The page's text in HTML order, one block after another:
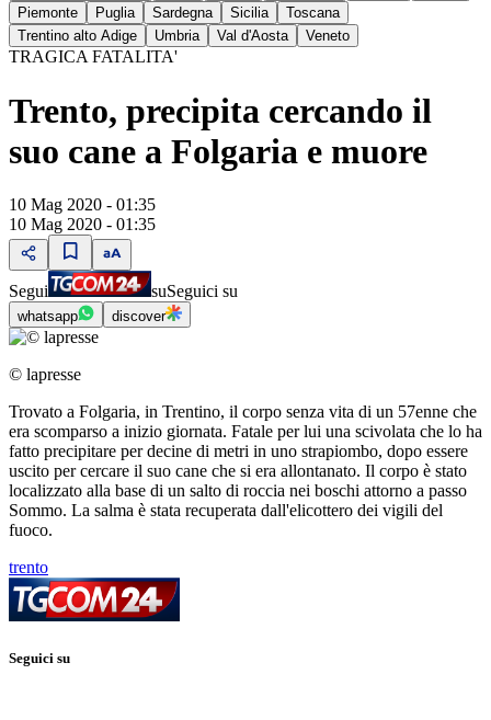
Piemonte
Puglia Sardegna Sicilia
Toscana
Trentino alto Adige
Umbria Val d'Aosta Veneto
TRAGICA FATALITA'
Trento, precipita cercando il
suo cane a Folgaria e muore
10 Mag 2020 - 01:35
10 Mag 2020 - 01:35
Segui suSeguici su
whatsapp discover
© lapresse
Trovato a Folgaria, in Trentino, il corpo senza vita di un 57enne che
era scomparso a inizio giornata. Fatale per lui una scivolata che lo ha
fatto precipitare per decine di metri in uno strapiombo, dopo essere
uscito per cercare il suo cane che si era allontanato. Il corpo è stato
localizzato alla base di un salto di roccia nei boschi attorno a passo
Sommo. La salma è stata recuperata dall'elicottero dei vigili del
fuoco.
trento
Seguici su